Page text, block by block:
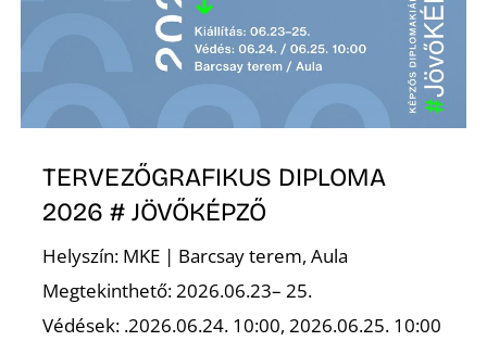
TERVEZŐGRAFIKUS DIPLOMA
2026 # JÖVŐKÉPZŐ
Helyszín: MKE | Barcsay terem, Aula
Megtekinthető: 2026.06.23– 25.
Védések: .2026.06.24. 10:00, 2026.06.25. 10:00